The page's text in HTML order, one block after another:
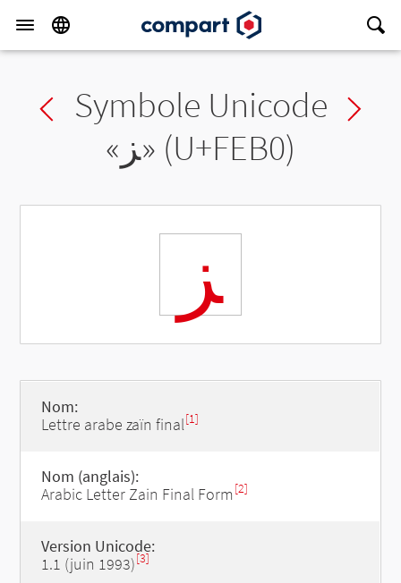
Previous char
Symbole Unicode
« ﺰ» (U+FEB0)
ﺰ
Nom:
Lettre arabe zaïn final[1]
Nom (anglais):
Arabic Letter Zain Final Form [2]
Version Unicode:
1.1 (juin 1993)[3]